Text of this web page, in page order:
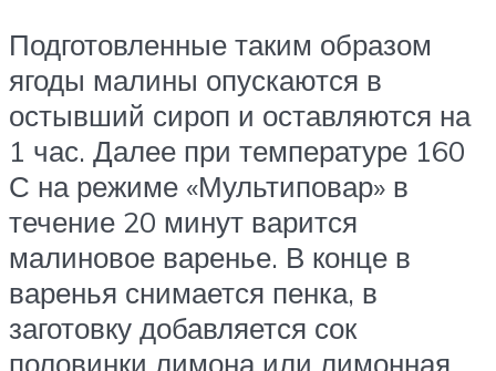
Подготовленные таким образом
ягоды малины опускаются в
остывший сироп и оставляются на
1 час. Далее при температуре 160
С на режиме «Мультиповар» в
течение 20 минут варится
малиновое варенье. В конце в
варенья снимается пенка, в
заготовку добавляется сок
половинки лимона или лимонная